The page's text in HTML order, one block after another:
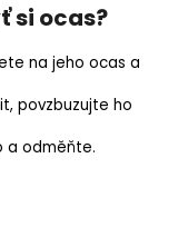
si ocas?
na jeho ocas a
povzbuzujte ho
a odměňte.